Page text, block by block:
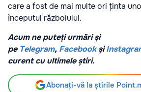
care a fost de mai multe ori ținta
începutul războiului.
Acum ne puteți urmări și
pe Telegram, Facebook și
curent cu ultimele știri.
Abonați-vă la știrile